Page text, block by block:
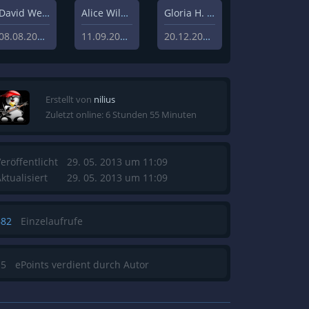
David Weisz
08.08.2020
Alice Wilczynski
11.09.2020
Gloria H. Manderfeld
20.12.2019
Erstellt von nilius
Zuletzt online: 6 Stunden 55 Minuten
29. 05. 2013 um 11:09
29. 05. 2013 um 11:09
Einzelaufrufe
ePoints verdient durch Autor